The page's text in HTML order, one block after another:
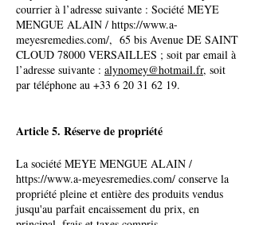
courrier à l’adresse suivante : Société MEYE
MENGUE ALAIN / https://www.a-
meyesremedies.com/, 65 bis Avenue DE SAINT
CLOUD 78000 VERSAILLES ; soit par email à
l’adresse suivante : alynomey@hotmail.fr, soit
par téléphone au +33 6 20 31 62 19.
Article 5. Réserve de propriété
La société MEYE MENGUE ALAIN /
https://www.a-meyesremedies.com/ conserve la
propriété pleine et entière des produits vendus
jusqu'au parfait encaissement du prix, en